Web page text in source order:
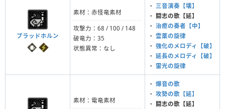
ブラッドホルン
素材：赤怪竜素材
攻撃力：68 / 100 / 148
破竜力：35
状態異常：なし
・ 三音演奏【壊】
・ 闘志の歌【延】
・ 治癒の奏者【中】
・ 霊薬の旋律
・ 強化のメロディ【破】
・ 延長のメロディ【破】
・ 雷光の旋律
素材：電竜素材
・ 爆音の歌
・ 攻勢の歌【延】
・ 闘志の歌【延】